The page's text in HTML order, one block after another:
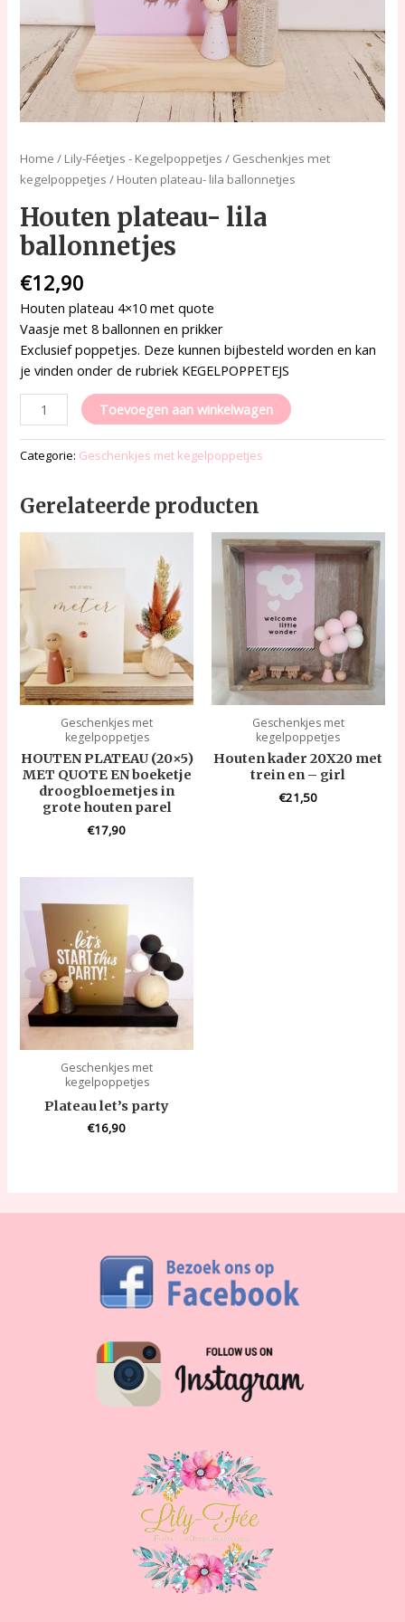
Home / Lily-Féetjes - Kegelpoppetjes / Geschenkjes met
kegelpoppetjes / Houten plateau- lila ballonnetjes
Houten plateau- lila
ballonnetjes
€12,90
Houten plateau 4×10 met quote
Vaasje met 8 ballonnen en prikker
Exclusief poppetjes. Deze kunnen bijbesteld worden en kan
je vinden onder de rubriek KEGELPOPPETEJS
Toevoegen aan winkelwagen
Categorie: Geschenkjes met kegelpoppetjes
Gerelateerde producten
Geschenkjes met
kegelpoppetjes
HOUTEN PLATEAU (20×5)
MET QUOTE EN boeketje
droogbloemetjes in
grote houten parel
€17,90
Geschenkjes met
kegelpoppetjes
Houten kader 20X20 met
trein en – girl
€21,50
Geschenkjes met
kegelpoppetjes
Plateau let’s party
€16,90